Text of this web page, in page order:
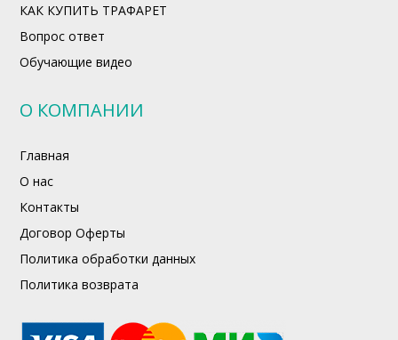
КАК КУПИТЬ ТРАФАРЕТ
Вопрос ответ
Обучающие видео
О КОМПАНИИ
Главная
О нас
Контакты
Договор Оферты
Политика обработки данных
Политика возврата